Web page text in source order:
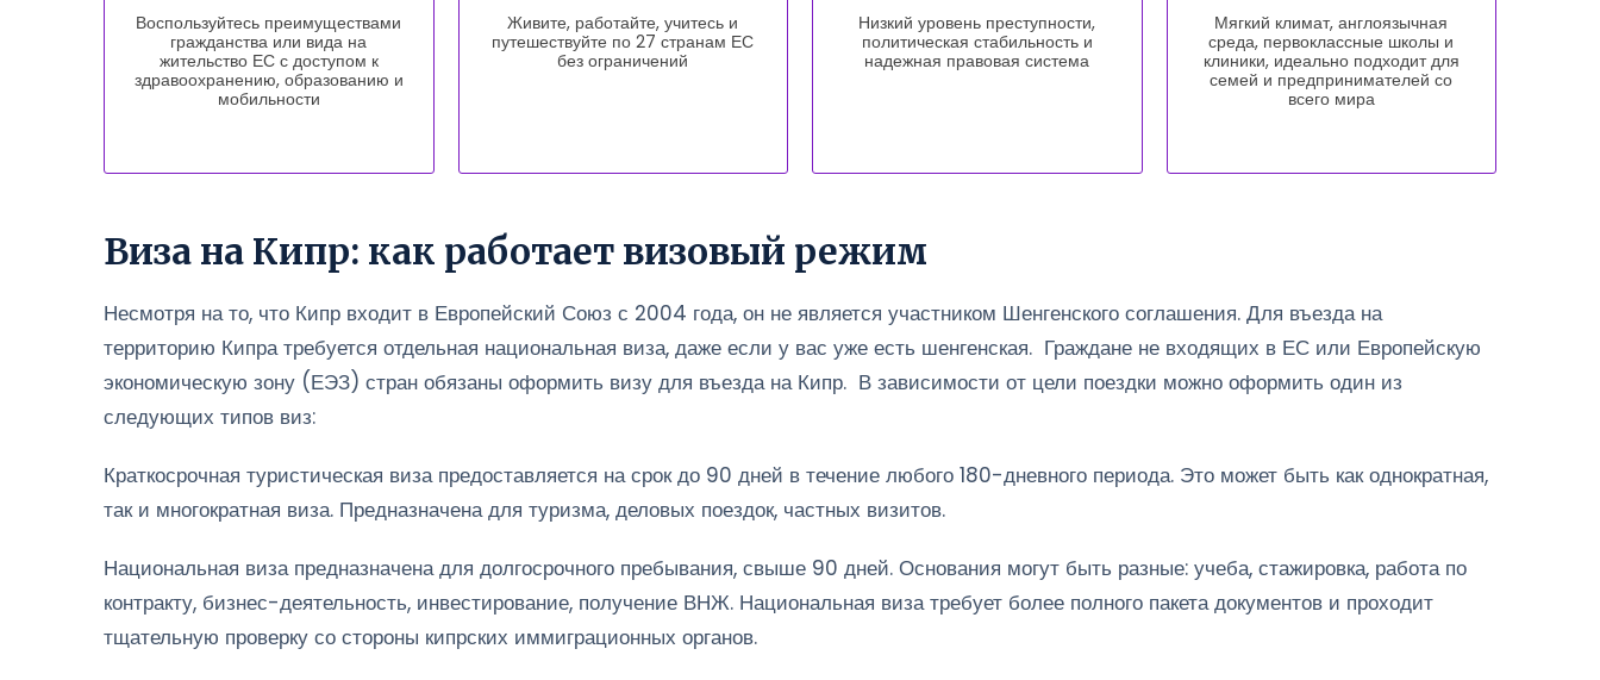
Воспользуйтесь преимуществами
гражданства или вида на
жительство ЕС с доступом к
здравоохранению, образованию и
мобильности
Живите, работайте, учитесь и
путешествуйте по 27 странам ЕС
без ограничений
Низкий уровень преступности,
политическая стабильность и
надежная правовая система
Мягкий климат, англоязычная
среда, первоклассные школы и
клиники, идеально подходит для
семей и предпринимателей со
всего мира
Виза на Кипр: как работает визовый режим
Несмотря на то, что Кипр входит в Европейский Союз с 2004 года, он не является участником Шенгенского соглашения. Для въезда на
территорию Кипра требуется отдельная национальная виза, даже если у вас уже есть шенгенская. Граждане не входящих в ЕС или Европейскую
экономическую зону (ЕЭЗ) стран обязаны оформить визу для въезда на Кипр. В зависимости от цели поездки можно оформить один из
следующих типов виз:
Краткосрочная туристическая виза предоставляется на срок до 90 дней в течение любого 180-дневного периода. Это может быть как однократная,
так и многократная виза. Предназначена для туризма, деловых поездок, частных визитов.
Национальная виза предназначена для долгосрочного пребывания, свыше 90 дней. Основания могут быть разные: учеба, стажировка, работа по
контракту, бизнес-деятельность, инвестирование, получение ВНЖ. Национальная виза требует более полного пакета документов и проходит
тщательную проверку со стороны кипрских иммиграционных органов.